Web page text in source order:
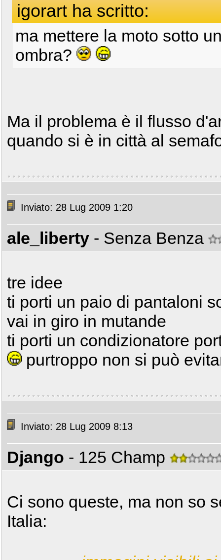
igorart ha scritto:
ma mettere la moto sotto
ombra?
Ma il problema è il flusso
quando si è in città al
Inviato: 28 Lug 2009 1:20
ale_liberty - Senza Benza
tre idee
ti porti un paio di pantaloni
vai in giro in mutande
ti porti un condizionatore
purtroppo non si può
Inviato: 28 Lug 2009 8:13
Django - 125 Champ
Ci sono queste, ma non so
Italia: